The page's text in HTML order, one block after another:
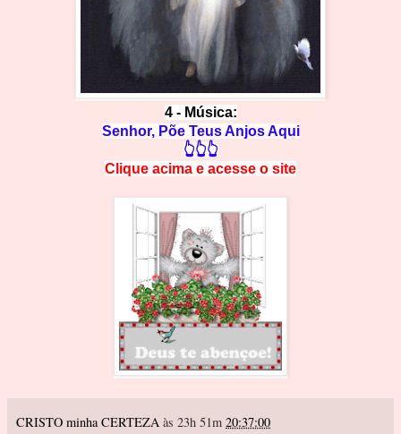
4 - Música:
Senhor, Põe Teus Anjos Aqui
👆👆👆
Clique acima e acesse o site
CRISTO minha CERTEZA às 23h 51m 20:37:00